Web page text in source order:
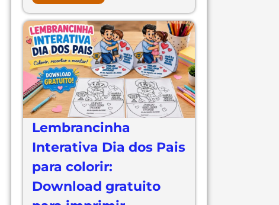
Lembrancinha
Interativa Dia dos Pais
para colorir:
Download gratuito